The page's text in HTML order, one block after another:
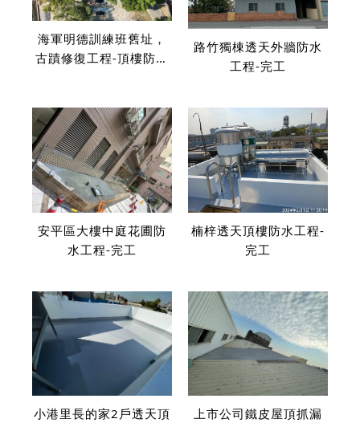
海軍明德訓練班舊址，
古蹟修復工程-頂樓防水
路竹獨棟透天外牆防水
工程-完工
安平區大樓中庭花圃防
水工程-完工
楠梓透天頂樓防水工程-
完工
小港里長的家2戶透天頂
上市公司鐵皮屋頂抓漏